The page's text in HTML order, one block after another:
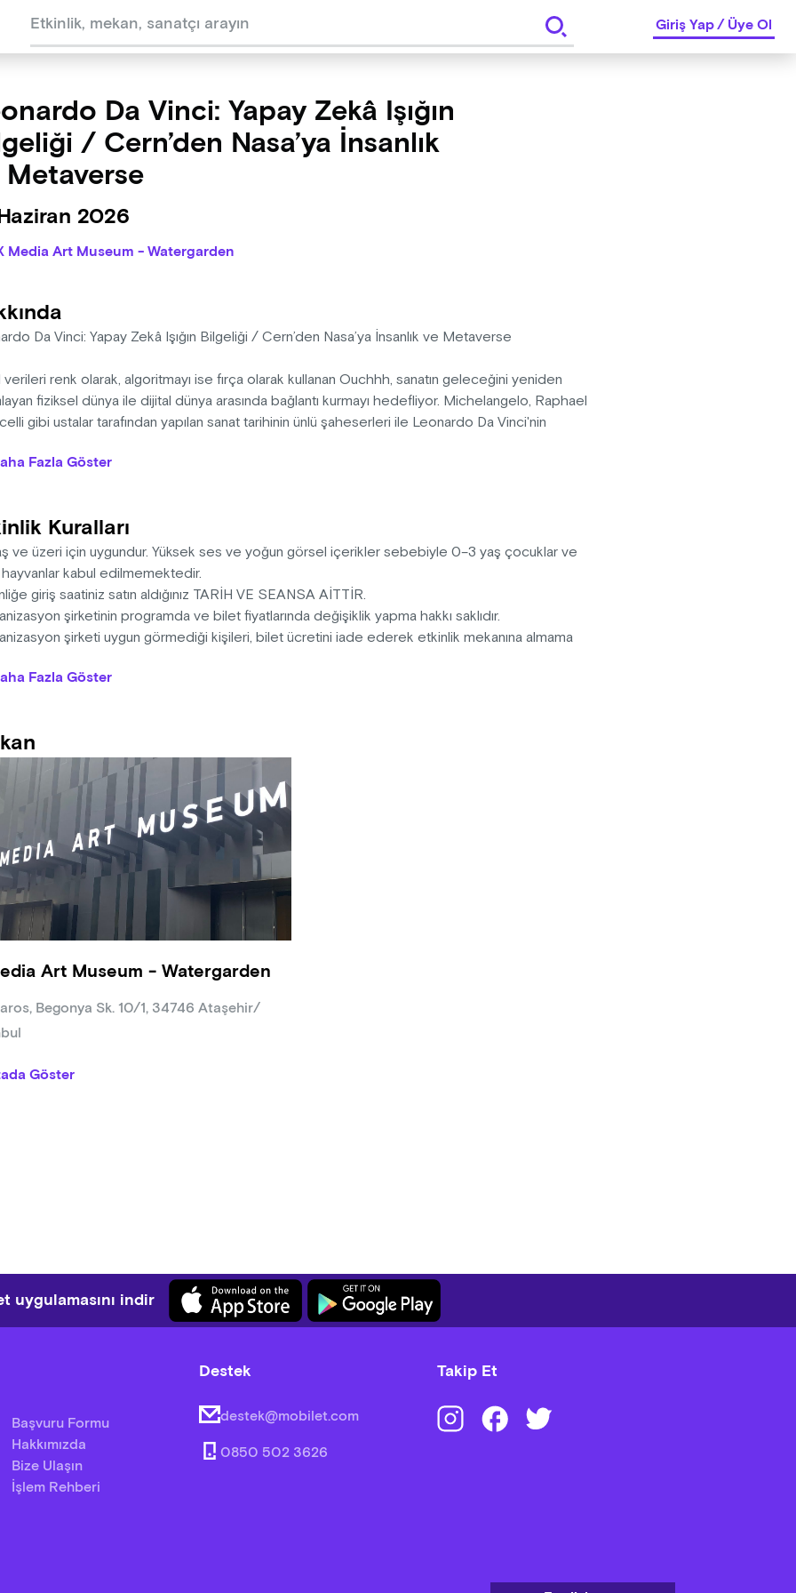
Giriş Yap/Üye Ol
Da Vinci: Yapay Zekâ Işığın
/ Cern’den Nasa’ya İnsanlık
Metaverse
2026
Media Art Museum - Watergarden
Da Vinci: Yapay Zekâ Işığın Bilgeliği / Cern’den Nasa’ya İnsanlık ve Metaverse
verileri renk olarak, algoritmayı ise fırça olarak kullanan Ouchhh, sanatın geleceğini yeniden
fiziksel dünya ile dijital dünya arasında bağlantı kurmayı hedefliyor. Michelangelo, Raphael
gibi ustalar tarafından yapılan sanat tarihinin ünlü şaheserleri ile Leonardo Da Vinci'nin
sanat ve bilimin ışığıyla yapay zeka algoritmalarını kullanarak daha önce hiç görülmemiş
oluşturulmasıyla yeni bir sanat eseri şeklinde tekrar hayata döndürülüyor. Görsel
olan veriyle Metaverse’e taşıyacak.
15 dakika
Fazla Göster
Kuralları
ve üzeri için uygundur. Yüksek ses ve yoğun görsel içerikler sebebiyle 0–3 yaş çocuklar ve
kabul edilmemektedir.
giriş saatiniz satın aldığınız TARİH VE SEANSA AİTTİR.
şirketinin programda ve bilet fiyatlarında değişiklik yapma hakkı saklıdır.
şirketi uygun görmediği kişileri, bilet ücretini iade ederek etkinlik mekanına almama
ışığa duyarlı epilepsi hastalarını rahatsız edebilecek görsel efektler içermektedir.
Fazla Göster
Art Museum - Watergarden
Begonya Sk. 10/1, 34746 Ataşehir/
Göster
uygulamasını indir
Başvuru Formu
Hakkımızda
Bize Ulaşın
İşlem Rehberi
Destek
destek@mobilet.com
0850 502 3626
Takip Et